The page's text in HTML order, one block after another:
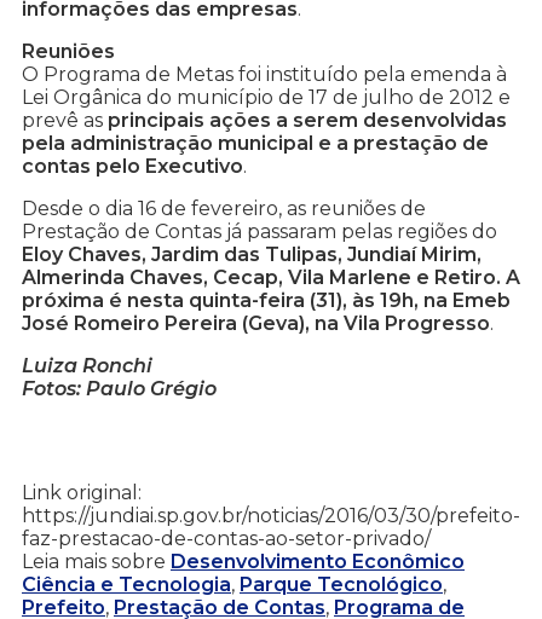
informações das empresas.
Reuniões
O Programa de Metas foi instituído pela emenda à
Lei Orgânica do município de 17 de julho de 2012 e
prevê as principais ações a serem desenvolvidas
pela administração municipal e a prestação de
contas pelo Executivo.
Desde o dia 16 de fevereiro, as reuniões de
Prestação de Contas já passaram pelas regiões do
Eloy Chaves, Jardim das Tulipas, Jundiaí Mirim,
Almerinda Chaves, Cecap, Vila Marlene e Retiro. A
próxima é nesta quinta-feira (31), às 19h, na Emeb
José Romeiro Pereira (Geva), na Vila Progresso.
Luiza Ronchi
Fotos: Paulo Grégio
Link original:
https://jundiai.sp.gov.br/noticias/2016/03/30/prefeito-
faz-prestacao-de-contas-ao-setor-privado/
Leia mais sobre Desenvolvimento Econômico
Ciência e Tecnologia, Parque Tecnológico,
Prefeito, Prestação de Contas, Programa de